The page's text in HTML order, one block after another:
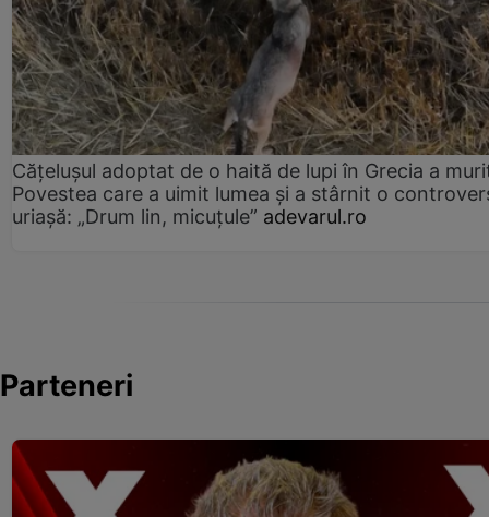
Cățelușul adoptat de o haită de lupi în Grecia a
Povestea care a uimit lumea și a stârnit o
uriașă: „Drum lin, micuțule” adevarul.ro
Parteneri